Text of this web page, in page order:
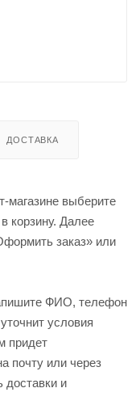
ДОСТАВКА
магазине выберите
корзину. Далее
заказ» или
ФИО, телефон
условия
придет
почту или через
доставки и